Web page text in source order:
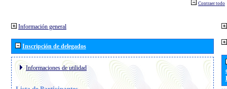
Contraer todo
Información general
Inscripción de delegados
Informaciones de utilidad